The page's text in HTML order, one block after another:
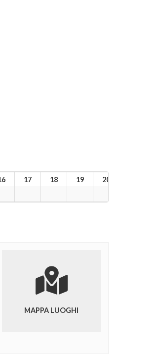
17 18 19 20
MAPPA LUOGHI